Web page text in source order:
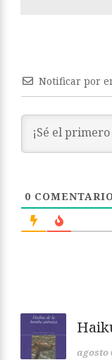
Notificar por
0
agosto